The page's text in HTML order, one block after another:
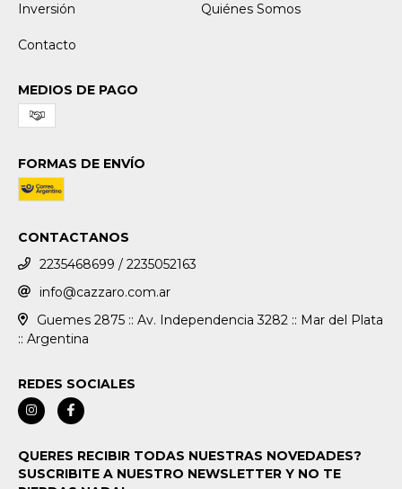
Inversión Quiénes Somos
Contacto
MEDIOS DE PAGO
FORMAS DE ENVÍO
CONTACTANOS
2235468699 / 2235052163
info@cazzaro.com.ar
Guemes 2875 :: Av. Independencia 3282 :: Mar del Plata
:: Argentina
REDES SOCIALES
QUERES RECIBIR TODAS NUESTRAS NOVEDADES?
SUSCRIBITE A NUESTRO NEWSLETTER Y NO TE